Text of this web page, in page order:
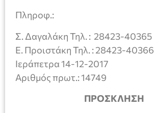
Πληροφ.:
Σ. Δαγαλάκη Τηλ. : 28423-40365
Ε. Προιστάκη Τηλ. : 28423-40366
Ιεράπετρα 14-12-2017
Αριθμός πρωτ.: 14749
ΠΡΟΣΚΛΗΣΗ